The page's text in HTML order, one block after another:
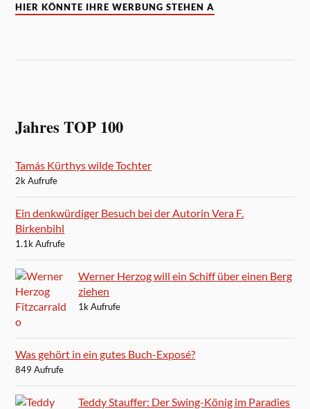
HIER KÖNNTE IHRE WERBUNG STEHEN A
Jahres TOP 100
Tamás Kürthys wilde Tochter
2k Aufrufe
Ein denkwürdiger Besuch bei der Autorin Vera F.
Birkenbihl
1.1k Aufrufe
Werner Herzog will ein Schiff über einen Berg
ziehen
1k Aufrufe
Was gehört in ein gutes Buch-Exposé?
849 Aufrufe
Teddy Stauffer: Der Swing-König im Paradies